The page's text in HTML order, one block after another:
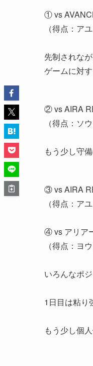
① vs
（得点：ア
先制されな
ゲームに対
② vs AIRA
（得点：ソ
もう少し守
③ vs AIRA
（得点：ア
④ vs アリア
（得点：ヨ
いろんなポ
1日目は粘り
もう少し個